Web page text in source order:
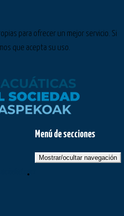
para ofrecer un mejor servicio. Si
que acepta su uso.
Menú de secciones
Mostrar/ocultar navegación